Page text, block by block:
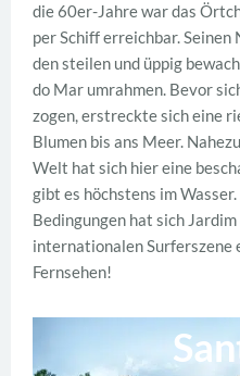
die 60er-Jahre war das
per Schiff erreichbar. Seinen
den steilen und üppig
do Mar umrahmen. Bevor
zogen, erstreckte sich eine
Blumen bis ans Meer.
Welt hat sich hier eine
gibt es höchstens im
Bedingungen hat sich
internationalen Surferszene
Fernsehen!